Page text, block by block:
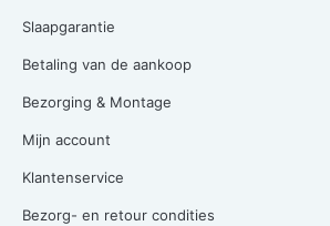
Slaapgarantie
Betaling van de aankoop
Bezorging & Montage
Mijn account
Klantenservice
Bezorg- en retour condities